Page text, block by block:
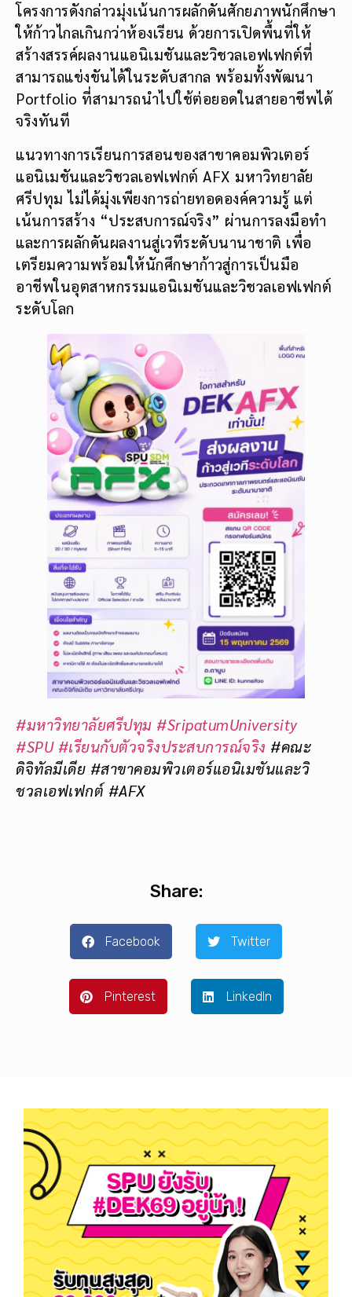
โครงการดังกล่าวมุ่งเน้นการผลักดันศักยภาพนักศึกษา
ให้ก้าวไกลเกินกว่าห้องเรียน ด้วยการเปิดพื้นที่ให้
สร้างสรรค์ผลงานแอนิเมชันและวิชวลเอฟเฟกต์ที่
สามารถแข่งขันได้ในระดับสากล พร้อมทั้งพัฒนา
Portfolio ที่สามารถนำไปใช้ต่อยอดในสายอาชีพได้
จริงทันที
แนวทางการเรียนการสอนของสาขาคอมพิวเตอร์
แอนิเมชันและวิชวลเอฟเฟกต์ AFX มหาวิทยาลัย
ศรีปทุม ไม่ได้มุ่งเพียงการถ่ายทอดองค์ความรู้ แต่
เน้นการสร้าง “ประสบการณ์จริง” ผ่านการลงมือทำ
และการผลักดันผลงานสู่เวทีระดับนานาชาติ เพื่อ
เตรียมความพร้อมให้นักศึกษาก้าวสู่การเป็นมือ
อาชีพในอุตสาหกรรมแอนิเมชันและวิชวลเอฟเฟกต์
ระดับโลก
#มหาวิทยาลัยศรีปทุม #SripatumUniversity
#SPU #เรียนกับตัวจริงประสบการณ์จริง #คณะ
ดิจิทัลมีเดีย #สาขาคอมพิวเตอร์แอนิเมชันและวิ
ชวลเอฟเฟกต์ #AFX
Share:
Facebook Twitter
Pinterest LinkedIn